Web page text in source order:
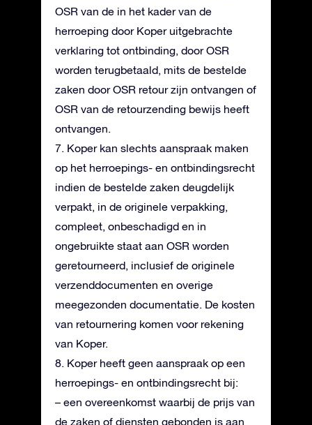
OSR van de in het kader van de
herroeping door Koper uitgebrachte
verklaring tot ontbinding, door OSR
worden terugbetaald, mits de bestelde
zaken door OSR retour zijn ontvangen of
OSR van de retourzending bewijs heeft
ontvangen.
7. Koper kan slechts aanspraak maken
op het herroepings- en ontbindingsrecht
indien de bestelde zaken deugdelijk
verpakt, in de originele verpakking,
compleet, onbeschadigd en in
ongebruikte staat aan OSR worden
geretourneerd, inclusief de originele
verzenddocumenten en overige
meegezonden documentatie. De kosten
van retournering komen voor rekening
van Koper.
8. Koper heeft geen aanspraak op een
herroepings- en ontbindingsrecht bij:
– een overeenkomst waarbij de prijs van
de zaken of diensten gebonden is aan